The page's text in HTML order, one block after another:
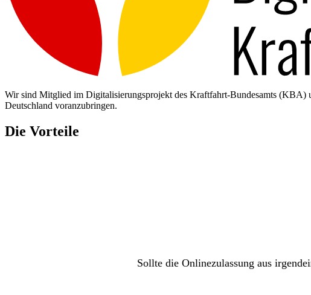
Wir sind Mitglied im Digitalisierungsprojekt des Kraftfahrt-Bundesamts (KBA)
Deutschland voranzubringen.
Die Vorteile
Sollte die Onlinezulassung aus